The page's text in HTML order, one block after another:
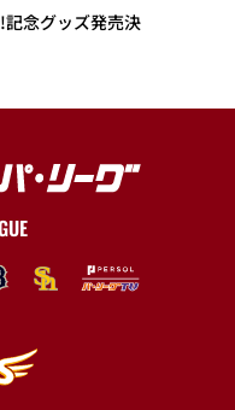
念グッズ発売決